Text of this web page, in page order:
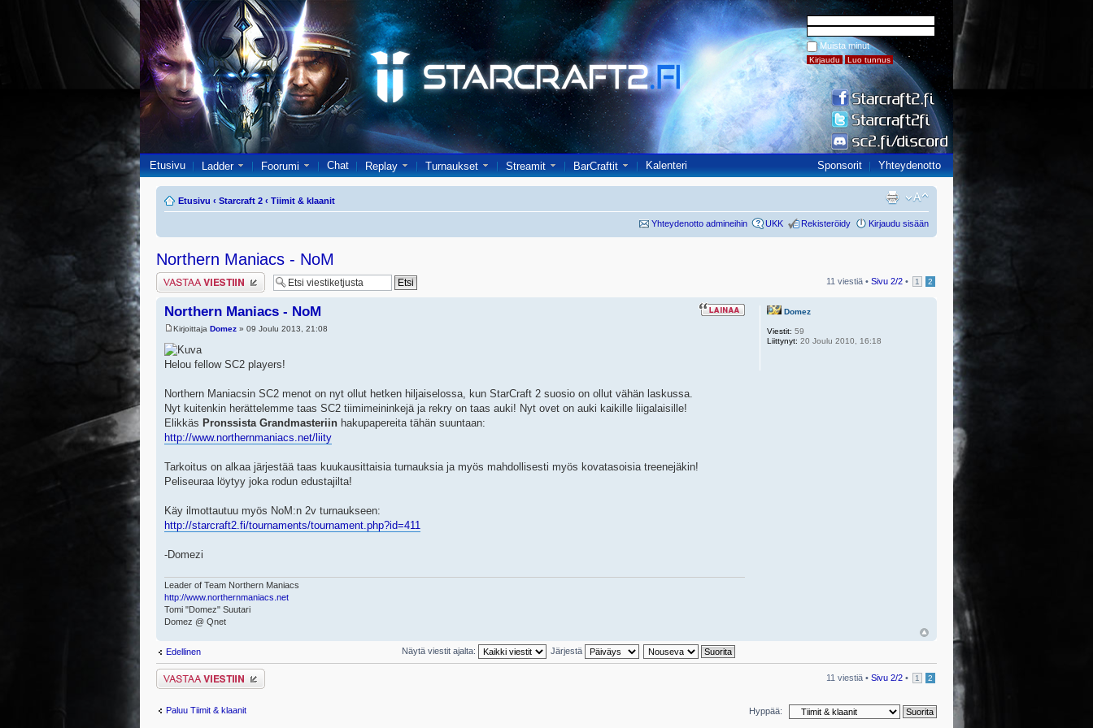
Muista minut
Etusivu Ladder Foorumi Chat Replay Turnaukset Streamit BarCraftit Kalenteri Sponsorit Yhteydenotto
Etusivu ‹ Starcraft 2 ‹ Tiimit & klaanit
Yhteydenotto admineihin UKK Rekisteröidy Kirjaudu sisään
Northern Maniacs - NoM
Lähetä vastaus 11 viestiä • Sivu 2/2 • 1 2
Northern Maniacs - NoM
Kirjoittaja Domez » 09 Joulu 2013, 21:08
Helou fellow SC2 players!
Northern Maniacsin SC2 menot on nyt ollut hetken hiljaiselossa, kun StarCraft 2 suosio on ollut vähän laskussa.
Nyt kuitenkin herättelemme taas SC2 tiimimeininkejä ja rekry on taas auki! Nyt ovet on auki kaikille liigalaisille!
Elikkäs Pronssista Grandmasteriin hakupapereita tähän suuntaan:
http://www.northernmaniacs.net/liity
Tarkoitus on alkaa järjestää taas kuukausittaisia turnauksia ja myös mahdollisesti myös kovatasoisia treenejäkin!
Peliseuraa löytyy joka rodun edustajilta!
Käy ilmottautuu myös NoM:n 2v turnaukseen:
http://starcraft2.fi/tournaments/tournament.php?id=411
-Domezi
Leader of Team Northern Maniacs
http://www.northernmaniacs.net
Tomi "Domez" Suutari
Domez @ Qnet
Domez
Viestit: 59
Liittynyt: 20 Joulu 2010, 16:18
Edellinen Näytä viestit ajalta: Järjestä
Lähetä vastaus 11 viestiä • Sivu 2/2 • 1 2
Paluu Tiimit & klaanit Hyppää: